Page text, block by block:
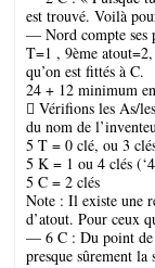
est trouvé. Voilà
— Nord compte ses
T=1 , 9ème
qu’on est fittés à C.
24 + 12 minimum
 Vérifions les As/
du nom de
5 T = 0 clé, ou 3
5 K = 1 ou 4 clés
5 C = 2 clés
Note : Il existe une
d’atout. Pour ceux
— 6 C : Du point de
presque sûrement la